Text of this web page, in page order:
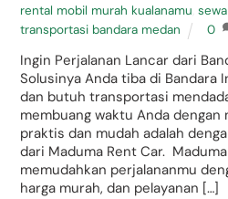
rental mobil murah kualanamu ,
transportasi bandara medan
0
Ingin Perjalanan Lancar dari
Solusinya Anda tiba di Bandara
dan butuh transportasi
membuang waktu Anda dengan
praktis dan mudah adalah
dari Maduma Rent Car.
memudahkan perjalananmu
harga murah, dan pelayanan […]